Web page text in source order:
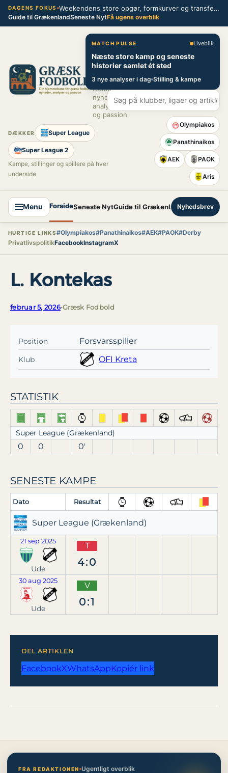
Spring
DAGENS FOKUS Weekendens store opgør, formkurver og transferblik fra græsk fodbold
Guide til GrækenlandSeneste NytFå ugens overblik
Græsk Fodbold
Din
hjemmebane
for græsk
fodbold –
nyheder,
analyser
og passion
DÆKKER Super League
Super League 2
Kampe, stillinger og spillere på hver
underside
MATCH PULSE Liveblik
Næste store kamp og seneste
historier samlet ét sted
3 nye analyser i dag Stilling & kampe
Olympiakos
Panathinaikos
AEK PAOK
Aris
Menu ForsideSeneste NytGuide til GrækenlandSuper League
Nyhedsbrev
HURTIGE LINKS#Olympiakos#Panathinaikos#AEK#PAOK#Derby
PrivatlivspolitikFacebookInstagramX
L. Kontekas
februar 5, 2026•Græsk Fodbold
Position Forsvarsspiller
Klub OFI Kreta
STATISTIK
Super League (Grækenland)
0 0 0′
SENESTE KAMPE
Dato Resultat
Super League (Grækenland)
21 sep 2025
Ude
T
4:0
30 aug 2025
Ude
V
0:1
DEL ARTIKLEN
FacebookXWhatsAppKopiér link
FRA REDAKTIONEN Ugentligt overblik